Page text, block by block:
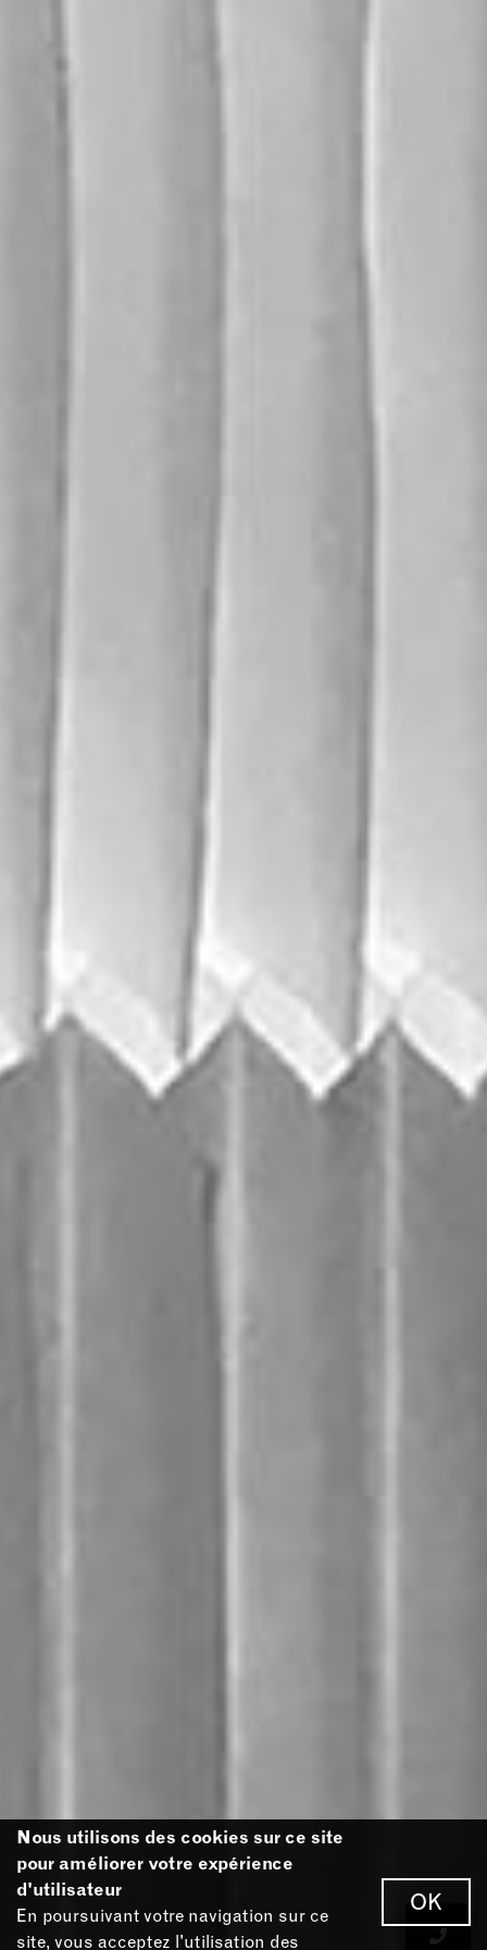
Nous utilisons des cookies sur ce site
pour améliorer votre expérience
d'utilisateur
En poursuivant votre navigation sur ce
site, vous acceptez l'utilisation des
OK